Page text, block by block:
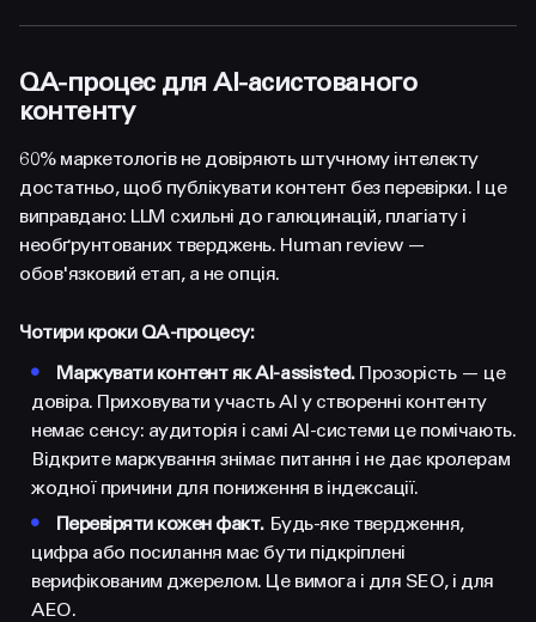
QA-процес для AI-асистованого
контенту
60% маркетологів не довіряють штучному інтелекту
достатньо, щоб публікувати контент без перевірки. І це
виправдано: LLM схильні до галюцинацій, плагіату і
необґрунтованих тверджень. Human review —
обов'язковий етап, а не опція.
Чотири кроки QA-процесу:
•
Маркувати контент як AI-assisted.Прозорість — це
довіра. Приховувати участь AI у створенні контенту
немає сенсу: аудиторія і самі AI-системи це помічають.
Відкрите маркування знімає питання і не дає кролерам
жодної причини для пониження в індексації.
•
Перевіряти кожен факт.Будь-яке твердження,
цифра або посилання має бути підкріплені
верифікованим джерелом. Це вимога і для SEO, і для
AEO.